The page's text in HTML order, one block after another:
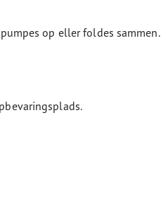
op eller foldes sammen.